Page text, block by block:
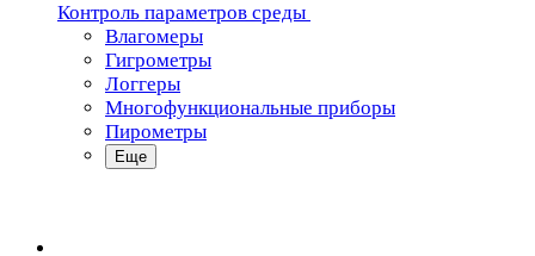
Контроль параметров среды
Влагомеры
Гигрометры
Логгеры
Многофункциональные приборы
Пирометры
Еще